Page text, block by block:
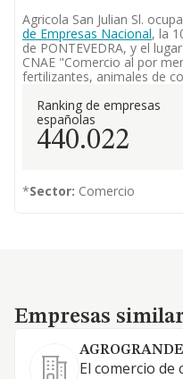
Agricola San Julian Sl.
de Empresas Nacional, la
de PONTEVEDRA, y el
CNAE "Comercio al por
fertilizantes, animales de
Ranking de empresas
españolas
440.022
*Sector: Comercio
Empresas similares
Empresas
El comercio de